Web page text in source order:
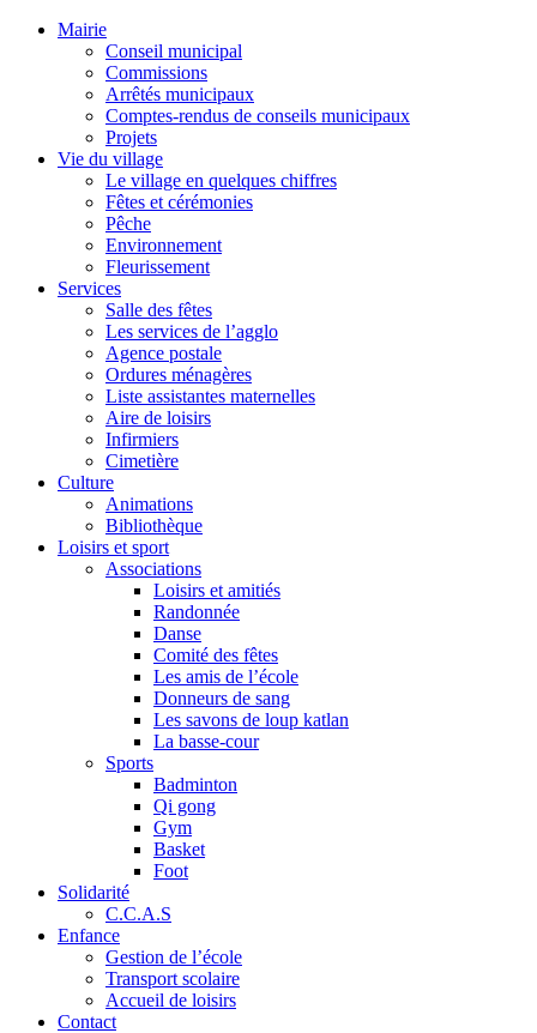
Mairie
Conseil municipal
Commissions
Arrêtés municipaux
Comptes-rendus de conseils municipaux
Projets
Vie du village
Le village en quelques chiffres
Fêtes et cérémonies
Pêche
Environnement
Fleurissement
Services
Salle des fêtes
Les services de l’agglo
Agence postale
Ordures ménagères
Liste assistantes maternelles
Aire de loisirs
Infirmiers
Cimetière
Culture
Animations
Bibliothèque
Loisirs et sport
Associations
Loisirs et amitiés
Randonnée
Danse
Comité des fêtes
Les amis de l’école
Donneurs de sang
Les savons de loup katlan
La basse-cour
Sports
Badminton
Qi gong
Gym
Basket
Foot
Solidarité
C.C.A.S
Enfance
Gestion de l’école
Transport scolaire
Accueil de loisirs
Contact